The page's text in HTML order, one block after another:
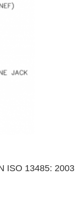
ISO 13485: 2003